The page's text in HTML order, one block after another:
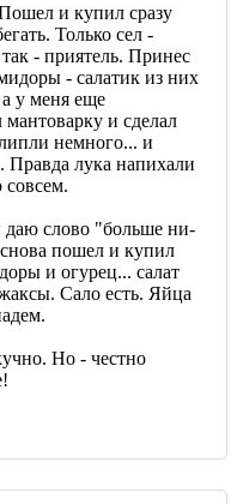
и купил сразу
Только сел -
- приятель. Принес
- салатик из них
у меня еще
и сделал
немного... и
лука напихали
даю слово "больше ни-
пошел и купил
и огурец... салат
Сало есть. Яйца
Но - честно